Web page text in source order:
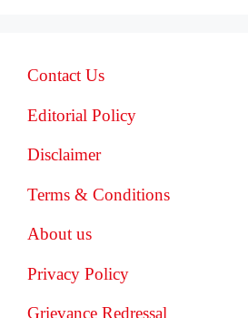
Contact Us
Editorial Policy
Disclaimer
Terms & Conditions
About us
Privacy Policy
Grievance Redressal